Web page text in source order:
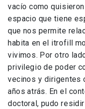
vacío como
espacio que tiene
que nos permite
habita en el itrofill
vivimos. Por otro
privilegio de poder
vecinos y dirigentes
años atrás. En el
doctoral, pudo